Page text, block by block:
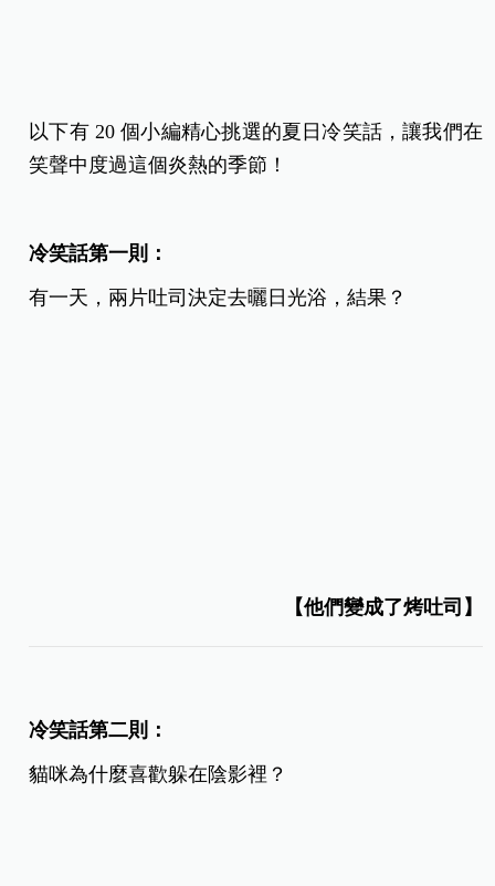
以下有 20 個小編精心挑選的夏日冷笑話，讓我們在
笑聲中度過這個炎熱的季節！
冷笑話第一則：
有一天，兩片吐司決定去曬日光浴，結果？
【他們變成了烤吐司】
冷笑話第二則：
貓咪為什麼喜歡躲在陰影裡？